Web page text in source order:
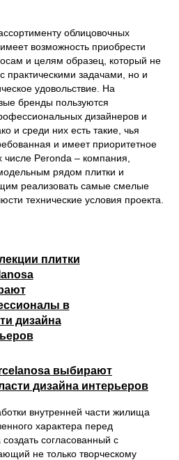
облицовочных
возможность приобрести
и целям образец, который не
практическими задачами, но и
удовольствие. На
бренды пользуются
дизайнеров и
и среди них есть такие, чья
и имеет приоритетное
Peronda – компания,
рядом плитки и
реализовать самые смелые
технические условия проекта.
выбирают
дизайна интерьеров
внутренней части жилища
характера перед
согласованный с
не только творческому